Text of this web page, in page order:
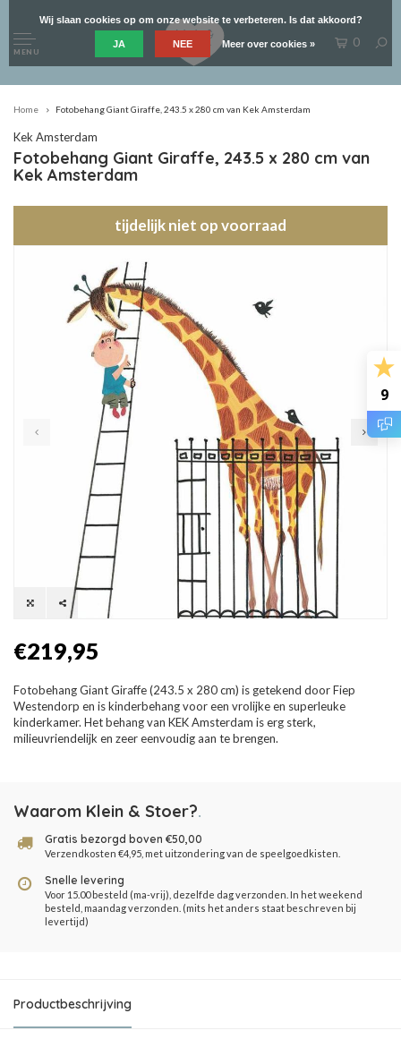
9
MENU
0
Home Fotobehang Giant Giraffe, 243.5 x 280 cm van Kek Amsterdam
Kek Amsterdam
Fotobehang Giant Giraffe, 243.5 x 280 cm van
Kek Amsterdam
tijdelijk niet op voorraad
€219,95
Fotobehang Giant Giraffe (243.5 x 280 cm) is getekend door Fiep
Westendorp en is kinderbehang voor een vrolijke en superleuke
kinderkamer. Het behang van KEK Amsterdam is erg sterk,
milieuvriendelijk en zeer eenvoudig aan te brengen.
Waarom Klein & Stoer?.
Gratis bezorgd boven €50,00
Verzendkosten €4,95, met uitzondering van de speelgoedkisten.
Snelle levering
Voor 15.00 besteld (ma-vrij), dezelfde dag verzonden. In het weekend
besteld, maandag verzonden. (mits het anders staat beschreven bij
levertijd)
Productbeschrijving
Wij slaan cookies op om onze website te verbeteren. Is dat akkoord?
JA NEE Meer over cookies »